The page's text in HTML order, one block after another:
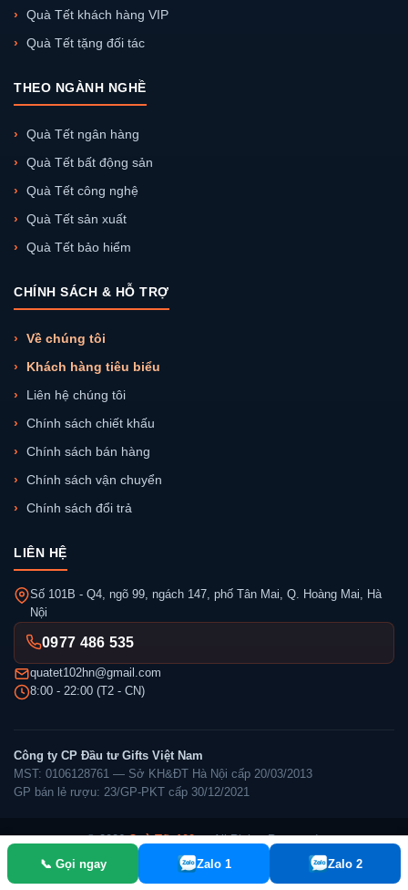
📞 Gọi ngay Zalo 1 Zalo 2
Quà Tết khách hàng VIP
Quà Tết tặng đối tác
THEO NGÀNH NGHỀ
Quà Tết ngân hàng
Quà Tết bất động sản
Quà Tết công nghệ
Quà Tết sản xuất
Quà Tết bảo hiểm
CHÍNH SÁCH & HỖ TRỢ
Về chúng tôi
Khách hàng tiêu biểu
Liên hệ chúng tôi
Chính sách chiết khấu
Chính sách bán hàng
Chính sách vận chuyển
Chính sách đổi trả
LIÊN HỆ
Số 101B - Q4, ngõ 99, ngách 147, phố Tân Mai, Q. Hoàng Mai, Hà
Nội
0977 486 535
quatet102hn@gmail.com
8:00 - 22:00 (T2 - CN)
Công ty CP Đầu tư Gifts Việt Nam
MST: 0106128761 — Sở KH&ĐT Hà Nội cấp 20/03/2013
GP bán lẻ rượu: 23/GP-PKT cấp 30/12/2021
© 2026Quà Tết 102— All Rights Reserved.
✓ Đã thông báo Bộ Công Thương